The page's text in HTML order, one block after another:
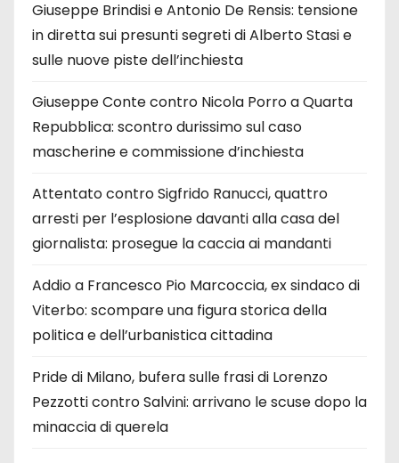
Giuseppe Brindisi e Antonio De Rensis: tensione
in diretta sui presunti segreti di Alberto Stasi e
sulle nuove piste dell’inchiesta
Giuseppe Conte contro Nicola Porro a Quarta
Repubblica: scontro durissimo sul caso
mascherine e commissione d’inchiesta
Attentato contro Sigfrido Ranucci, quattro
arresti per l’esplosione davanti alla casa del
giornalista: prosegue la caccia ai mandanti
Addio a Francesco Pio Marcoccia, ex sindaco di
Viterbo: scompare una figura storica della
politica e dell’urbanistica cittadina
Pride di Milano, bufera sulle frasi di Lorenzo
Pezzotti contro Salvini: arrivano le scuse dopo la
minaccia di querela